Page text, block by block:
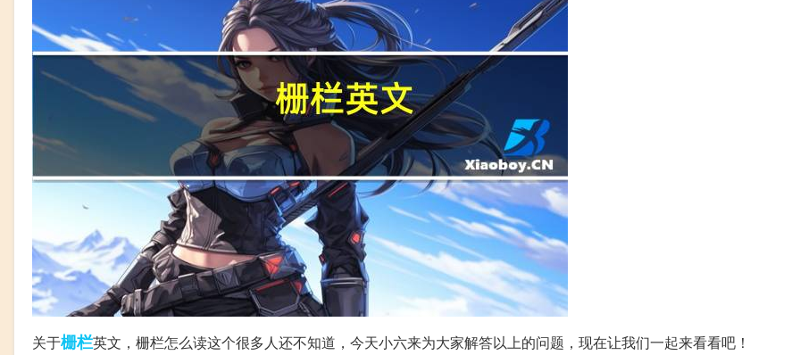
关于栅栏英文，栅栏怎么读这个很多人还不知道，今天小六来为大家解答以上的问题，现在让我们一起来看看吧！